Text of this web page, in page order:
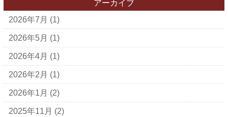
アーカイブ
2026年7月 (1)
2026年5月 (1)
2026年4月 (1)
2026年2月 (1)
2026年1月 (2)
2025年11月 (2)